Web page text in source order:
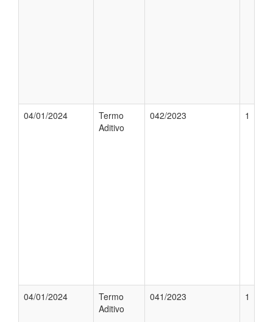
04/01/2024
Termo
Aditivo
042/2023 1
04/01/2024
Termo
Aditivo
041/2023 1